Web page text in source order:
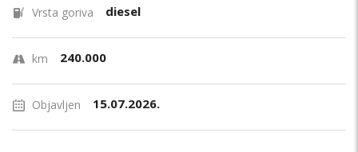
Vrsta goriva diesel
km 240.000
Objavljen 15.07.2026.